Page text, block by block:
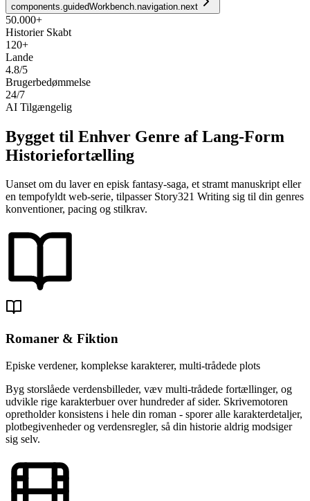
components.guidedWorkbench.navigation.next
50.000+
Historier Skabt
120+
Lande
4.8/5
Brugerbedømmelse
24/7
AI Tilgængelig
Bygget til Enhver Genre af Lang-Form
Historiefortælling
Uanset om du laver en episk fantasy-saga, et stramt manuskript eller
en tempofyldt web-serie, tilpasser Story321 Writing sig til din genres
konventioner, pacing og stilkrav.
Romaner & Fiktion
Episke verdener, komplekse karakterer, multi-trådede plots
Byg storslåede verdensbilleder, væv multi-trådede fortællinger, og
udvikle rige karakterbuer over hundreder af sider. Skrivemotoren
opretholder konsistens i hele din roman - sporer alle karakterdetaljer,
plotbegivenheder og verdensregler, så din historie aldrig modsiger
sig selv.